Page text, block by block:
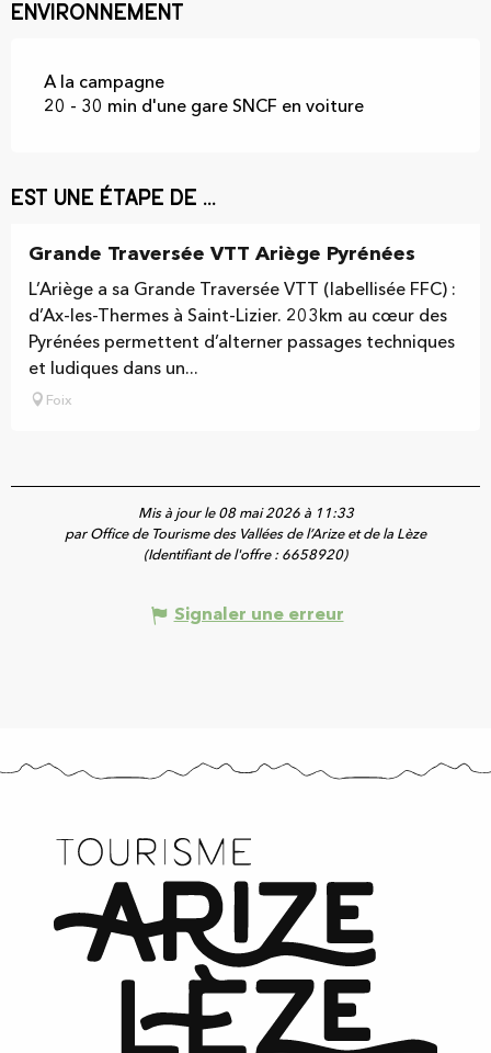
Environnement
A la campagne
20 - 30 min d'une gare SNCF en voiture
Est une étape de ...
Grande Traversée VTT Ariège Pyrénées
L’Ariège a sa Grande Traversée VTT (labellisée FFC) :
d’Ax-les-Thermes à Saint-Lizier. 203km au cœur des
Pyrénées permettent d’alterner passages techniques
et ludiques dans un...
Foix
Mis à jour le 08 mai 2026 à 11:33
par Office de Tourisme des Vallées de l’Arize et de la Lèze
(Identifiant de l'offre : 6658920)
Signaler une erreur